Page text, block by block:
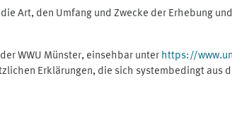
Art, den Umfang und Zwecke der Erhebung
WWU Münster, einsehbar unter https://
Erklärungen, die sich systembedingt aus